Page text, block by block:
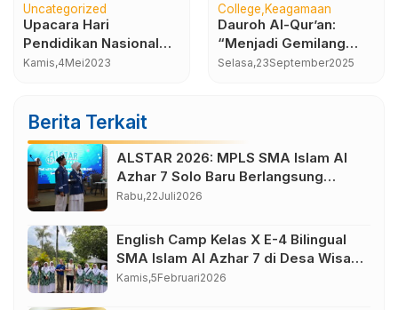
College Keagamaan
Dauroh Al-Qur’an:
“Menjadi Gemilang
Bersama Al-Qur’an”
Selasa,23September
Edukasi Kemuridan
Kegiatan Class Meeting
SMA Islam Al Azhar 7:
Ajang Kebersamaan,
Selasa,23Desember2025
Berita Terkait
ALSTAR 2026: MPLS SMA Islam Al
Azhar 7 Solo Baru Berlangsung
Sukses, Wujudkan Awal Perjalanan
Rabu,22Juli2026
English Camp Kelas X E-4 Bilingual
SMA Islam Al Azhar 7 di Desa Wisata
Bahasa Borobudur Magelang
Kamis,5Februari2026